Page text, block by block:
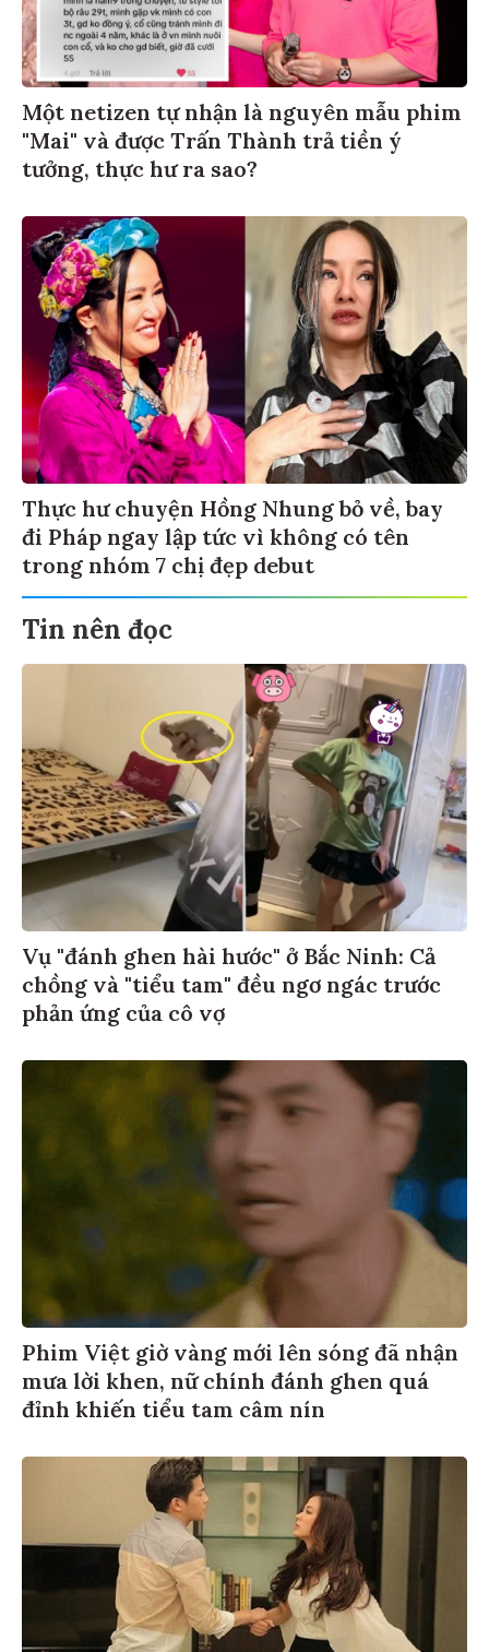
Một netizen tự nhận là nguyên mẫu phim
"Mai" và được Trấn Thành trả tiền ý
tưởng, thực hư ra sao?
Thực hư chuyện Hồng Nhung bỏ về, bay
đi Pháp ngay lập tức vì không có tên
trong nhóm 7 chị đẹp debut
Tin nên đọc
Vụ "đánh ghen hài hước" ở Bắc Ninh: Cả
chồng và "tiểu tam" đều ngơ ngác trước
phản ứng của cô vợ
Phim Việt giờ vàng mới lên sóng đã nhận
mưa lời khen, nữ chính đánh ghen quá
đỉnh khiến tiểu tam câm nín